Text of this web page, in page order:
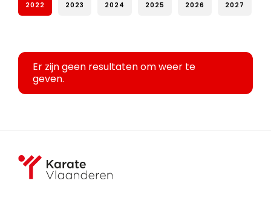
2022 2023 2024 2025 2026 2027
Er zijn geen resultaten om weer te
geven.